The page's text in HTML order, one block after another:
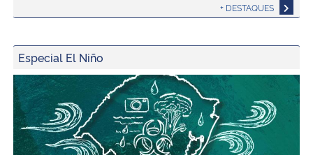
+ DESTAQUES
Especial El Niño
Ilustração colorida na horizontal que exibe um desenho